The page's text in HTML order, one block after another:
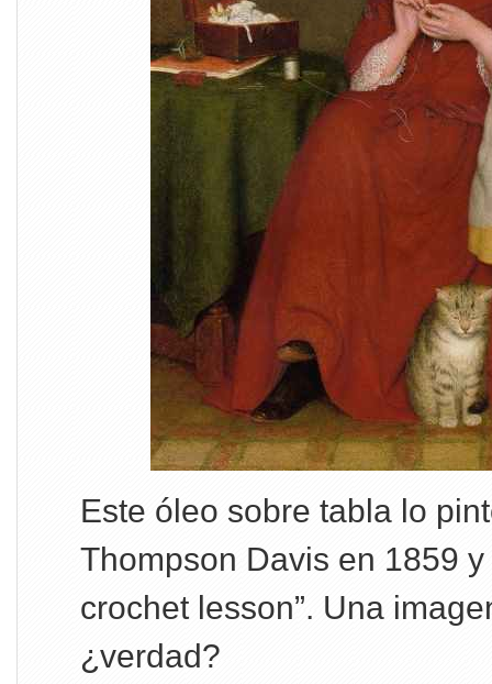
Este óleo sobre tabla lo
Thompson Davis en 1859 y
crochet lesson”. Una
¿verdad?